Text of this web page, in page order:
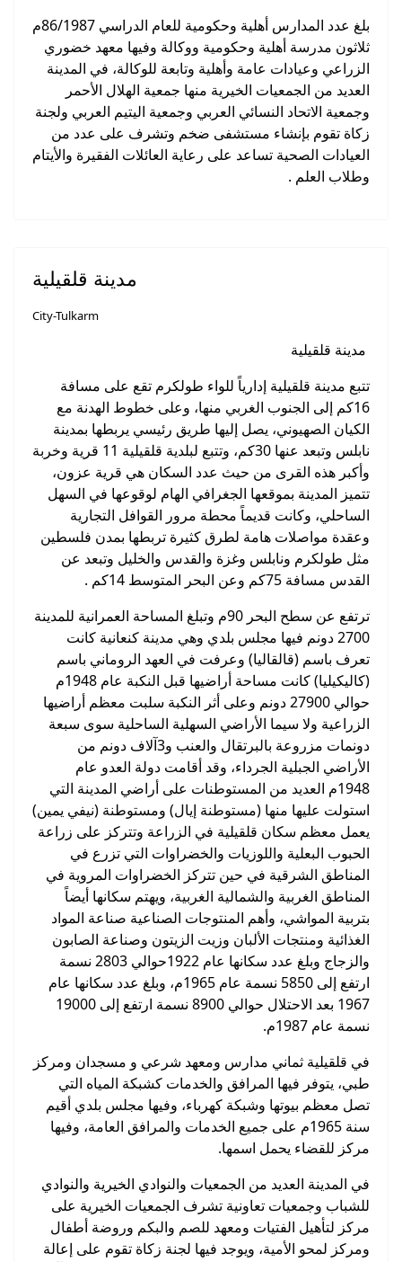
بلغ عدد المدارس أهلية وحكومية للعام الدراسي 86/1987م
ثلاثون مدرسة أهلية وحكومية ووكالة وفيها معهد خضوري
الزراعي وعيادات عامة وأهلية وتابعة للوكالة، في المدينة
العديد من الجمعيات الخيرية منها جمعية الهلال الأحمر
وجمعية الاتحاد النسائي العربي وجمعية اليتيم العربي ولجنة
زكاة تقوم بإنشاء مستشفى ضخم وتشرف على عدد من
العيادات الصحية تساعد على رعاية العائلات الفقيرة والأيتام
وطلاب العلم .
مدينة قلقيلية
City-Tulkarm
مدينة قلقيلية
تتبع مدينة قلقيلية إدارياً للواء طولكرم تقع على مسافة
16كم إلى الجنوب الغربي منها، وعلى خطوط الهدنة مع
الكيان الصهيوني، يصل إليها طريق رئيسي يربطها بمدينة
نابلس وتبعد عنها 30كم، وتتبع لبلدية قلقيلية 11 قرية وخربة
وأكبر هذه القرى من حيث عدد السكان هي قرية عزون،
تتميز المدينة بموقعها الجغرافي الهام لوقوعها في السهل
الساحلي، وكانت قديماً محطة مرور القوافل التجارية
وعقدة مواصلات هامة لطرق كثيرة تربطها بمدن فلسطين
مثل طولكرم ونابلس وغزة والقدس والخليل وتبعد عن
القدس مسافة 75كم وعن البحر المتوسط 14كم .
ترتفع عن سطح البحر 90م وتبلغ المساحة العمرانية للمدينة
2700 دونم فيها مجلس بلدي وهي مدينة كنعانية كانت
تعرف باسم (قالقاليا) وعرفت في العهد الروماني باسم
(كاليكيليا) كانت مساحة أراضيها قبل النكبة عام 1948م
حوالي 27900 دونم وعلى أثر النكبة سلبت معظم أراضيها
الزراعية ولا سيما الأراضي السهلية الساحلية سوى سبعة
دونمات مزروعة بالبرتقال والعنب و3آلاف دونم من
الأراضي الجبلية الجرداء، وقد أقامت دولة العدو عام
1948م العديد من المستوطنات على أراضي المدينة التي
استولت عليها منها (مستوطنة إيال) ومستوطنة (نيفي يمين)
يعمل معظم سكان قلقيلية في الزراعة وتتركز على زراعة
الحبوب البعلية واللوزيات والخضراوات التي تزرع في
المناطق الشرقية في حين تتركز الخضراوات المروية في
المناطق الغربية والشمالية الغربية، ويهتم سكانها أيضاً
بتربية المواشي، وأهم المنتوجات الصناعية صناعة المواد
الغذائية ومنتجات الألبان وزيت الزيتون وصناعة الصابون
والزجاج وبلغ عدد سكانها عام 1922حوالي 2803 نسمة
ارتفع إلى 5850 نسمة عام 1965م، وبلغ عدد سكانها عام
1967 بعد الاحتلال حوالي 8900 نسمة ارتفع إلى 19000
نسمة عام 1987م.
في قلقيلية ثماني مدارس ومعهد شرعي و مسجدان ومركز
طبي، يتوفر فيها المرافق والخدمات كشبكة المياه التي
تصل معظم بيوتها وشبكة كهرباء، وفيها مجلس بلدي أقيم
سنة 1965م على جميع الخدمات والمرافق العامة، وفيها
مركز للقضاء يحمل اسمها.
في المدينة العديد من الجمعيات والنوادي الخيرية والنوادي
للشباب وجمعيات تعاونية تشرف الجمعيات الخيرية على
مركز لتأهيل الفتيات ومعهد للصم والبكم وروضة أطفال
ومركز لمحو الأمية، ويوجد فيها لجنة زكاة تقوم على إعالة